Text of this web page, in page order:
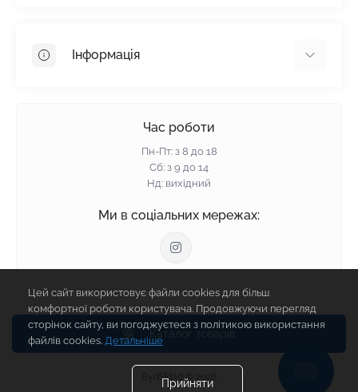
Пінопласт
Інформація
Гарантія та повернення
Політика конфіденційності
Карта сайту
Виробники
Час роботи
Пн-Пт: з 8 до 18
Сб: з 9 до 14
Нд: вихідний
Ми в соціальних мережах:
Каталог товарів
BydSklad © 2026
Цей сайт використовує файли cookies для більш
комфортної роботи користувача. Продовжуючи перегляд
сторінок сайту, ви погоджуєтеся з політикою використання
файлів cookies. Детальніше
Прийняти